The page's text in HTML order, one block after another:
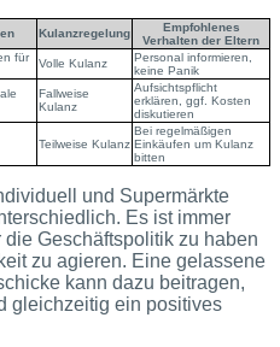
Kulanzregelung
Empfohlenes
Verhalten der Eltern
für
Volle Kulanz
Personal informieren,
keine Panik
Fallweise
Kulanz
Aufsichtspflicht
erklären, ggf. Kosten
diskutieren
Teilweise Kulanz
Bei regelmäßigen
Einkäufen um Kulanz
bitten
und Supermärkte
Es ist immer
Geschäftspolitik zu haben
zu agieren. Eine gelassene
kann dazu beitragen,
gleichzeitig ein positives